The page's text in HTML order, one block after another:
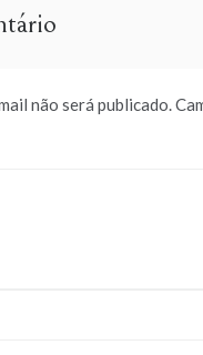
não será publicado.